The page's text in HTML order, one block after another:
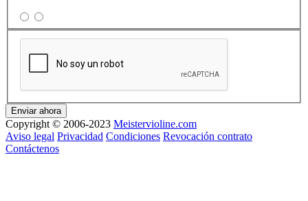
Copyright © 2006-2023 Meistervioline.com
Aviso legal Privacidad Condiciones Revocación contrato
Contáctenos